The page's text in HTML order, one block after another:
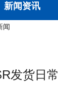
新闻资讯
闻
发货日常